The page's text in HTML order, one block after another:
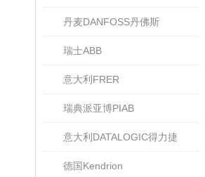
丹麦DANFOSS丹佛斯
瑞士ABB
意大利FRER
瑞典派亚博PIAB
意大利DATALOGIC得力捷
德国Kendrion